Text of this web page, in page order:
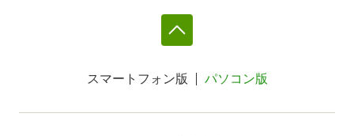
スマートフォン版 パソコン版